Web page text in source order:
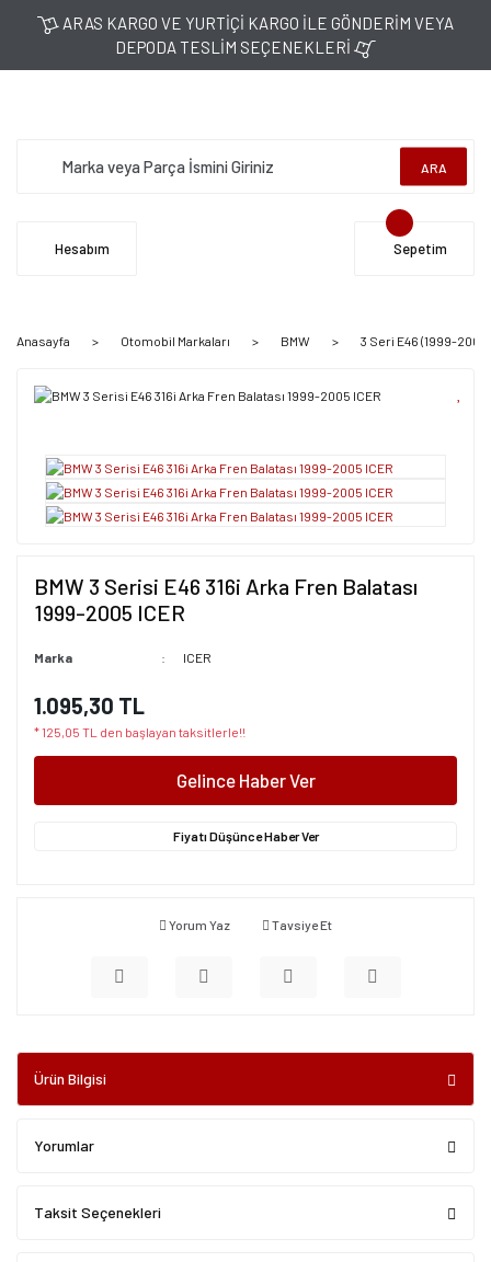
ARAS KARGO VE YURTİÇİ KARGO İLE GÖNDERİM VEYA
DEPODA TESLİM SEÇENEKLERİ
ARA
Hesabım Sepetim
Anasayfa Otomobil Markaları BMW 3 Seri E46 (1999-2005)
BMW 3 Serisi E46 316i Arka Fren Balatası
1999-2005 ICER
Marka ICER
1.095,30 TL
* 125,05 TL den başlayan taksitlerle!!
Gelince Haber Ver
Fiyatı Düşünce Haber Ver
Yorum Yaz Tavsiye Et
Ürün Bilgisi
Yorumlar
Taksit Seçenekleri